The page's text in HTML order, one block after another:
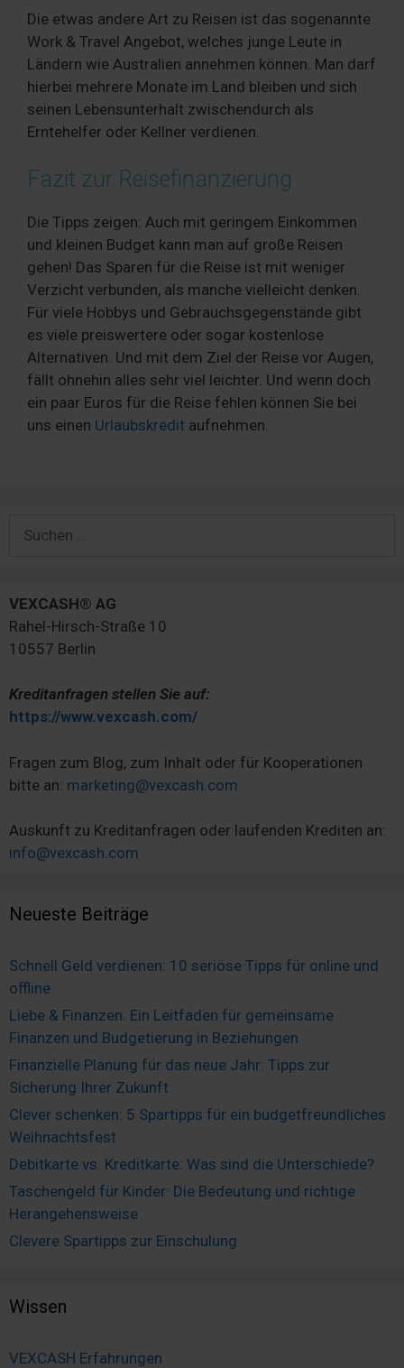
Die etwas andere Art zu Reisen ist das sogenannte
Work & Travel Angebot, welches junge Leute in
Ländern wie Australien annehmen können. Man darf
hierbei mehrere Monate im Land bleiben und sich
seinen Lebensunterhalt zwischendurch als
Erntehelfer oder Kellner verdienen.
Fazit zur Reisefinanzierung
Die Tipps zeigen: Auch mit geringem Einkommen
und kleinen Budget kann man auf große Reisen
gehen! Das Sparen für die Reise ist mit weniger
Verzicht verbunden, als manche vielleicht denken.
Für viele Hobbys und Gebrauchsgegenstände gibt
es viele preiswertere oder sogar kostenlose
Alternativen. Und mit dem Ziel der Reise vor Augen,
fällt ohnehin alles sehr viel leichter. Und wenn doch
ein paar Euros für die Reise fehlen können Sie bei
uns einen Urlaubskredit aufnehmen.
nach:
VEXCASH® AG
Rahel-Hirsch-Straße 10
10557 Berlin
Kreditanfragen stellen Sie auf:
https://www.vexcash.com/
Fragen zum Blog, zum Inhalt oder für Kooperationen
bitte an: marketing@vexcash.com
Auskunft zu Kreditanfragen oder laufenden Krediten an:
info@vexcash.com
Neueste Beiträge
Schnell Geld verdienen: 10 seriöse Tipps für online und
offline
Liebe & Finanzen: Ein Leitfaden für gemeinsame
Finanzen und Budgetierung in Beziehungen
Finanzielle Planung für das neue Jahr: Tipps zur
Sicherung Ihrer Zukunft
Clever schenken: 5 Spartipps für ein budgetfreundliches
Weihnachtsfest
Debitkarte vs. Kreditkarte: Was sind die Unterschiede?
Taschengeld für Kinder: Die Bedeutung und richtige
Herangehensweise
Clevere Spartipps zur Einschulung
Wissen
VEXCASH Erfahrungen